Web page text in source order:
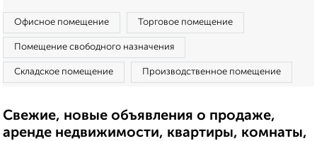
Офисное помещение Торговое помещение
Помещение свободного назначения
Складское помещение Производственное помещение
Свежие, новые объявления о продаже,
аренде недвижимости, квартиры, комнаты,